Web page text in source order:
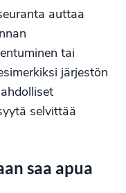
auttaa
tai
järjestön
selvittää
saa apua